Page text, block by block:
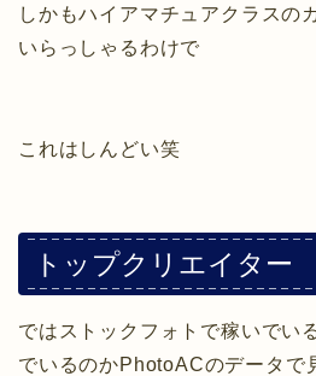
しかもハイアマチュアクラスの
いらっしゃるわけで
これはしんどい笑
トップクリエイター
ではストックフォトで稼いでい
でいるのかPhotoACのデータで